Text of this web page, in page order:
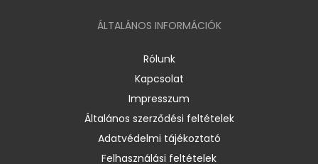
ÁLTALÁNOS INFORMÁCIÓK
Rólunk
Kapcsolat
Impresszum
Általános szerződési feltételek
Adatvédelmi tájékoztató
Felhasználási feltételek